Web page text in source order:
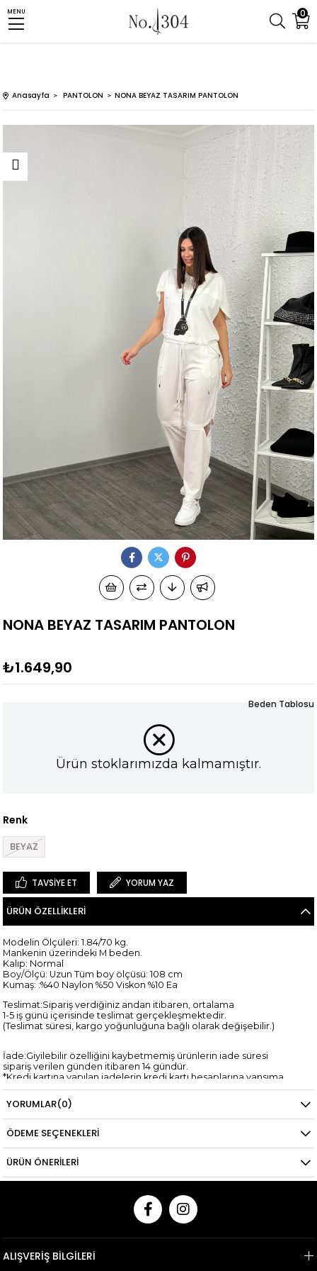
0
MENU
Anasayfa PANTOLON NONA BEYAZ TASARIM PANTOLON
NONA BEYAZ TASARIM PANTOLON
₺1.649,90
Ürün stoklarımızda kalmamıştır.
Renk
BEYAZ
Beden Tablosu
TAVSIYE ET YORUM YAZ
ÜRÜN ÖZELLIKLERI
Modelin Ölçüleri: 1.84/70 kg.
Mankenin üzerindeki M beden.
Kalıp: Normal
Boy/Ölçü: Uzun Tüm boy ölçüsü: 108 cm
Kumaş: :%40 Naylon %50 Viskon %10 Ea
Teslimat:Sipariş verdiğiniz andan itibaren, ortalama
1-5 iş günü içerisinde teslimat gerçekleşmektedir.
(Teslimat süresi, kargo yoğunluğuna bağlı olarak değişebilir.)
İade:Giyilebilir özelliğini kaybetmemiş ürünlerin iade süresi
sipariş verilen günden itibaren 14 gündür.
*Kredi kartına yapılan iadelerin kredi kartı hesaplarına yansıma
süresi,
ilgili bankanın tasarrufundadır.
YORUMLAR(0)
ÖDEME SEÇENEKLERI
ÜRÜN ÖNERILERI
ALIŞVERİŞ BİLGİLERİ